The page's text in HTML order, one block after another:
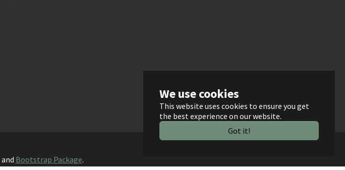
We use cookies
This website uses cookies to ensure you get
the best experience on our website.
Got it!
and Bootstrap Package.